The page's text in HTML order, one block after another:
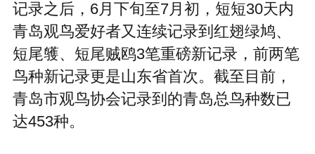
记录之后，6月下旬至7月初，短短30天内
青岛观鸟爱好者又连续记录到红翅绿鸠、
短尾鹱、短尾贼鸥3笔重磅新记录，前两笔
鸟种新记录更是山东省首次。截至目前，
青岛市观鸟协会记录到的青岛总鸟种数已
达453种。